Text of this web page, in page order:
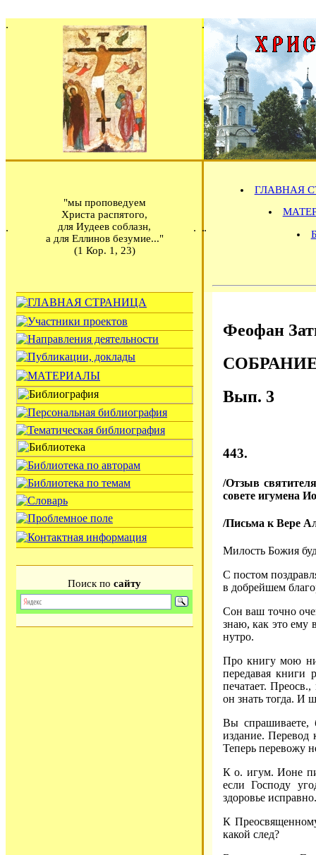
"мы проповедуем
Христа распятого,
для Иудеев соблазн,
а для Еллинов безумие..."
(1 Кор. 1, 23)
ГЛАВНАЯ
Поиск по сайту
Феофан
Вып. 3
443.
/Отзыв
совете игумена
/Письма к Вере
Милость Божия
С постом
в добрейшем
Сон ваш точно
знаю, как это ему
нутро.
Про книгу мою
передавая книги
печатает.
он знать тогда. И
Вы спрашиваете,
издание. Перевод
Теперь перевожу
К о. игум. Ионе
если Господу
здоровье исправно.
К
какой след?